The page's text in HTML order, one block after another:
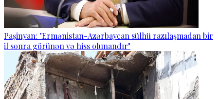
Paşinyan: "Ermənistan-Azərbaycan sülhü razılaşmadan bir
il sonra görünən və hiss olunandır"